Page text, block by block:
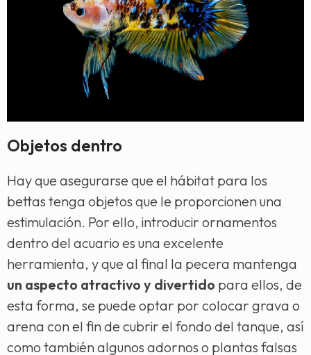
Objetos dentro
Hay que asegurarse que el hábitat para los
bettas tenga objetos que le proporcionen una
estimulación. Por ello, introducir ornamentos
dentro del acuario es una excelente
herramienta, y que al final la pecera mantenga
un aspecto atractivo y divertido para ellos, de
esta forma, se puede optar por colocar grava o
arena con el fin de cubrir el fondo del tanque, así
como también algunos adornos o plantas falsas